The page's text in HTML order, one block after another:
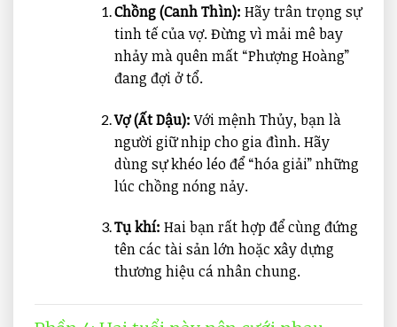
Chồng (Canh Thìn): Hãy trân trọng sự
tinh tế của vợ. Đừng vì mải mê bay
nhảy mà quên mất “Phượng Hoàng”
đang đợi ở tổ.
Vợ (Ất Dậu):Với mệnh Thủy, bạn là
người giữ nhịp cho gia đình. Hãy
dùng sự khéo léo để “hóa giải” những
lúc chồng nóng nảy.
Tụ khí: Hai bạn rất hợp để cùng đứng
tên các tài sản lớn hoặc xây dựng
thương hiệu cá nhân chung.